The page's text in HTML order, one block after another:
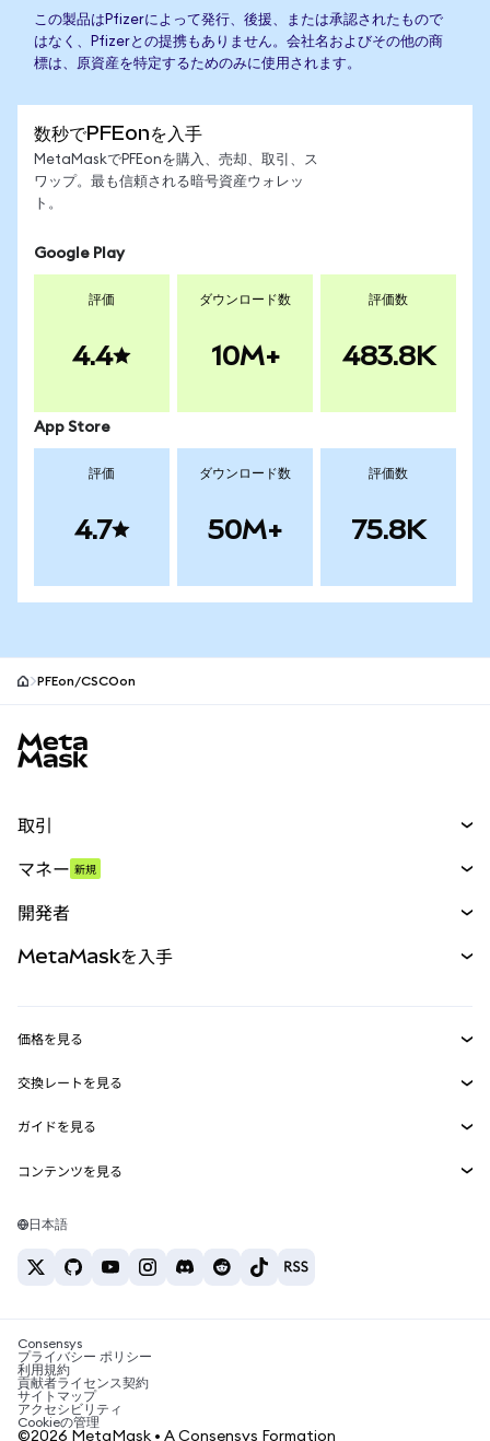
この製品はPfizerによって発行、後援、または承認されたもので
はなく、Pfizerとの提携もありません。会社名およびその他の商
標は、原資産を特定するためのみに使用されます。
数秒でPFEonを入手
MetaMaskでPFEonを購入、売却、取引、ス
ワップ。最も信頼される暗号資産ウォレッ
ト。
Google Play
評価
4.4
ダウンロード数
10M+
評価数
483.8K
App Store
評価
4.7
ダウンロード数
50M+
評価数
75.8K
PFEon/CSCOon
取引
パーペチュアル
RWA
マネー 新規
開発者
MetaMask Connect
Snaps
Web3サービス
MetaMaskを入手
セキュリティ
サポート
キャリア
お問い合わせ
価格を見る
イーサリアムの価格
Solanaの価格
Tetherの価格
交換レートを見る
ETH→USD
USDT→INR
BTC→INR
ETH→USDT
ガイドを見る
ETHの購入
USDTの購入
SHIBの購入
BNBの購入
コンテンツを見る
Solanaウォレット
税制関連ニュース
暗号資産の購入方法は？
ビットコインを売るには？
日本語
Consensys
プライバシー ポリシー
利用規約
貢献者ライセンス契約
サイトマップ
アクセシビリティ
Cookieの管理
©2026 MetaMask • A Consensys Formation